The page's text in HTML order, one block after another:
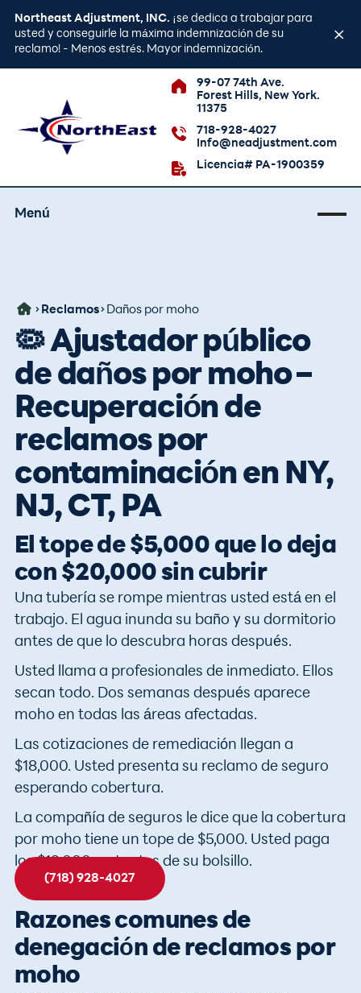
Northeast Adjustment, INC. ¡se dedica a trabajar para
usted y conseguirle la máxima indemnización de su
reclamo! - Menos estrés. Mayor indemnización.
99-07 74th Ave.
Forest Hills, New York.
11375
718-928-4027
Info@neadjustment.com
Licencia# PA-1900359
Menú
Reclamos Daños por moho
🦠 Ajustador público
de daños por moho –
Recuperación de
reclamos por
contaminación en NY,
NJ, CT, PA
El tope de $5,000 que lo deja
con $20,000 sin cubrir
Una tubería se rompe mientras usted está en el
trabajo. El agua inunda su baño y su dormitorio
antes de que lo descubra horas después.
Usted llama a profesionales de inmediato. Ellos
secan todo. Dos semanas después aparece
moho en todas las áreas afectadas.
Las cotizaciones de remediación llegan a
$18,000. Usted presenta su reclamo de seguro
esperando cobertura.
La compañía de seguros le dice que la cobertura
por moho tiene un tope de $5,000. Usted paga
los $13,000 restantes de su bolsillo.
(718) 928-4027
Razones comunes de
denegación de reclamos por
moho